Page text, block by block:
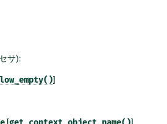
サ):
]